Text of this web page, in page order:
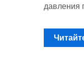
давления